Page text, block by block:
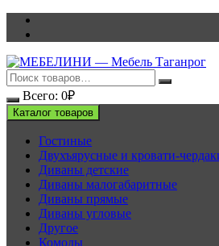
Перейти
Всего: 0₽
Каталог товаров
Гостиные
Двухъярусные и кровати-
Диваны детские
Диваны малогабаритные
Диваны прямые
Диваны угловые
Другое
Комоды